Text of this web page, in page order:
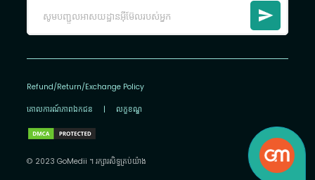
Refund/Return/Exchange Policy
គោលការណ៍​ភាព​ឯកជន | លក្ខខណ្ឌ
© 2023 GoMedii ។ រក្សា​រ​សិទ្ធ​គ្រប់យ៉ាង